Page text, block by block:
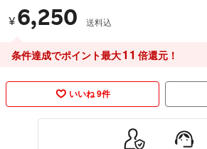
¥ 6,250 送料込
条件達成でポイント最大11 倍還元！
いいね 9件